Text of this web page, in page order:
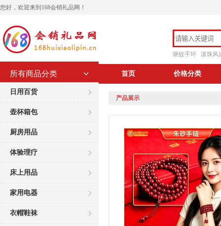
您好，欢迎来到168会销礼品网！
驱蚊手环 滚珠风
所有商品分类
日用百货
壶杯箱包
厨房用品
体验理疗
床上用品
家用电器
衣帽鞋袜
首页 价格分类
产品展示